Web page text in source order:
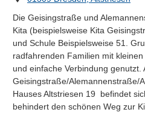
Die Geisingstraße und
Kita (beispielsweise Kita
und Schule Beispielsweise 51.
radfahrenden Familien mit
und einfache Verbindung genutzt.
Geisingstraße/Alemannenstraße/
Hauses Altstriesen 19  befindet
behindert den schönen Weg zur